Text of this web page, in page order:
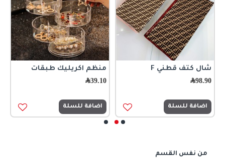
شال كتف قطني F
98.90﷼
اضافة للسلة
منظم اكريليك طبقات
39.10﷼
اضافة للسلة
من نفس القسم